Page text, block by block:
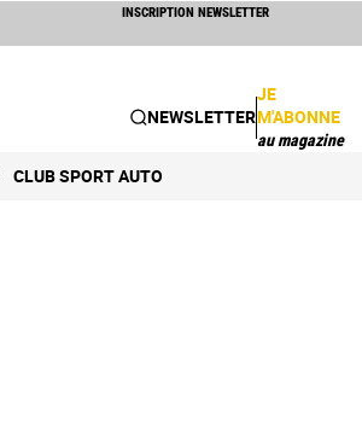
INSCRIPTION NEWSLETTER
NEWSLETTER
JE
M'ABONNE
au magazine
CLUB SPORT AUTO